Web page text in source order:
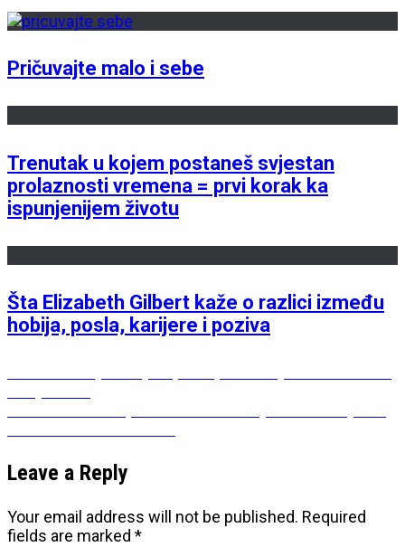
Pričuvajte malo i sebe
Trenutak u kojem postaneš svjestan
prolaznosti vremena = prvi korak ka
ispunjenijem životu
Šta Elizabeth Gilbert kaže o razlici između
hobija, posla, karijere i poziva
Post
navigation
Leave a Reply
Your email address will not be published. Required
fields are marked *